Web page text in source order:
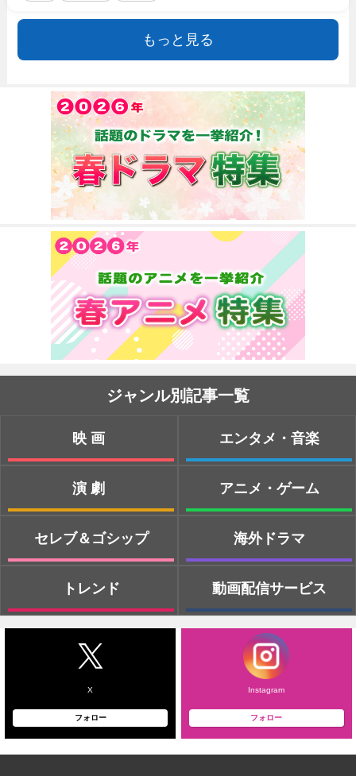
もっと見る
ジャンル別記事一覧
映画
演劇
セレブ＆ゴシップ
トレンド
エンタメ・音楽
アニメ・ゲーム
海外ドラマ
動画配信サービス
X
フォロー
Instagram
フォロー